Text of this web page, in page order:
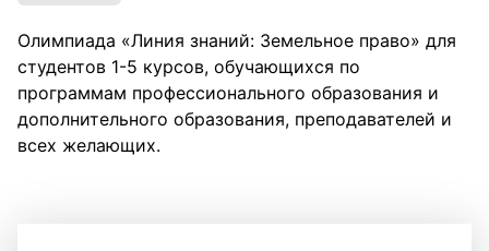
Публикации
Курсы повышения
Олимпиада «Линия знаний: Земельное право» для
студентов 1-5 курсов, обучающихся по
программам профессионального образования и
дополнительного образования, преподавателей и
всех желающих.